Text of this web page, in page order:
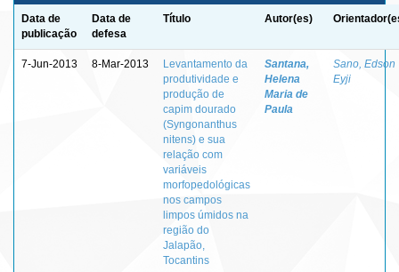
Data de
publicação
Data de
defesa
Título Autor(es)
7-Jun-2013 8-Mar-2013
Levantamento da
produtividade e
produção de
capim dourado
(Syngonanthus
nitens) e sua
relação com
variáveis
morfopedológicas
nos campos
limpos úmidos na
região do
Jalapão,
Tocantins
Santana,
Helena
Maria de
Paula
Sano, Edson
Eyji